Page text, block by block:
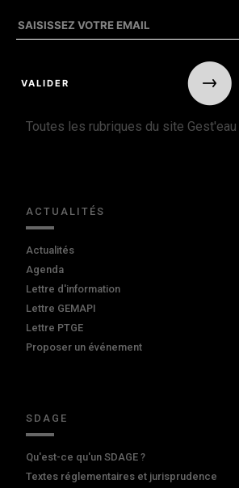
Toutes les rubriques du site Gest'eau
ACTUALITÉS
Actualités
Agenda
Lettre d'information
Lettre GEMAPI
Lettre PTGE
Proposer un événement
SDAGE
Qu'est-ce qu'un SDAGE ?
Textes réglementaires et jurisprudence